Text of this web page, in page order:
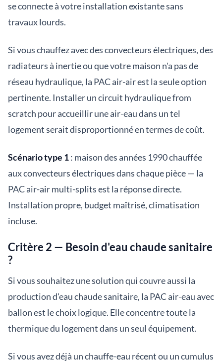
se connecte à votre installation existante sans
travaux lourds.
Si vous chauffez avec des convecteurs électriques, des
radiateurs à inertie ou que votre maison n'a pas de
réseau hydraulique, la PAC air-air est la seule option
pertinente. Installer un circuit hydraulique from
scratch pour accueillir une air-eau dans un tel
logement serait disproportionné en termes de coût.
Scénario type 1: maison des années 1990 chauffée
aux convecteurs électriques dans chaque pièce — la
PAC air-air multi-splits est la réponse directe.
Installation propre, budget maîtrisé, climatisation
incluse.
Critère 2 — Besoin d'eau chaude sanitaire
?
Si vous souhaitez une solution qui couvre aussi la
production d'eau chaude sanitaire, la PAC air-eau avec
ballon est le choix logique. Elle concentre toute la
thermique du logement dans un seul équipement.
Si vous avez déjà un chauffe-eau récent ou un cumulus